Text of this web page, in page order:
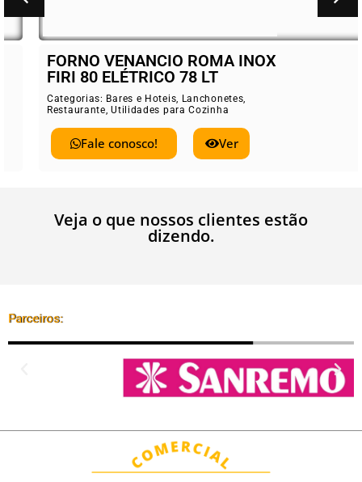
FORNO VENANCIO ROMA INOX
FIRI 80 ELÉTRICO 78 LT
Categorias:Bares e Hoteis,Lanchonetes,
Restaurante,Utilidades para Cozinha
Fale conosco! Ver
Veja o que nossos clientes estão
dizendo.
Parceiros: